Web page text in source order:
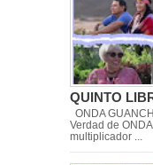
QUINTO
ONDA
Verdad de
multiplicador ...